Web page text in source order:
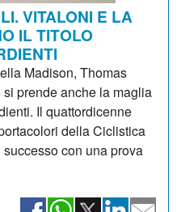
VITALONI E LA
IL TITOLO
Madison, Thomas
prende anche la maglia
Il quattordicenne
della Ciclistica
con una prova